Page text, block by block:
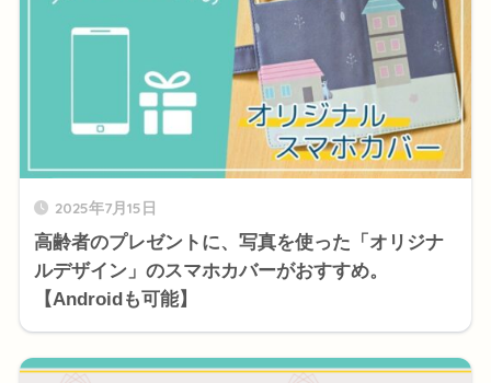
2025年7月15日
高齢者のプレゼントに、写真を使った「オリジナ
ルデザイン」のスマホカバーがおすすめ。
【Androidも可能】